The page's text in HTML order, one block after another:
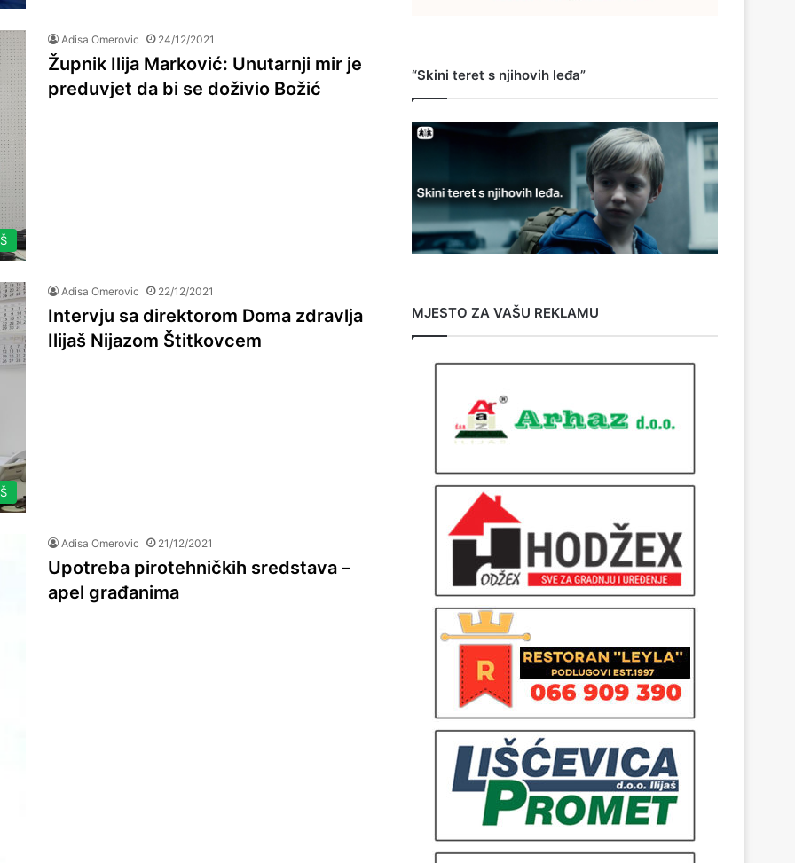
Adisa Omerovic 24/12/2021
Župnik Ilija Marković: Unutarnji mir je
preduvjet da bi se doživio Božić
Adisa Omerovic 22/12/2021
Intervju sa direktorom Doma zdravlja
Ilijaš Nijazom Štitkovcem
Adisa Omerovic 21/12/2021
Upotreba pirotehničkih sredstava –
apel građanima
“Skini teret s njihovih leđa”
MJESTO ZA VAŠU REKLAMU